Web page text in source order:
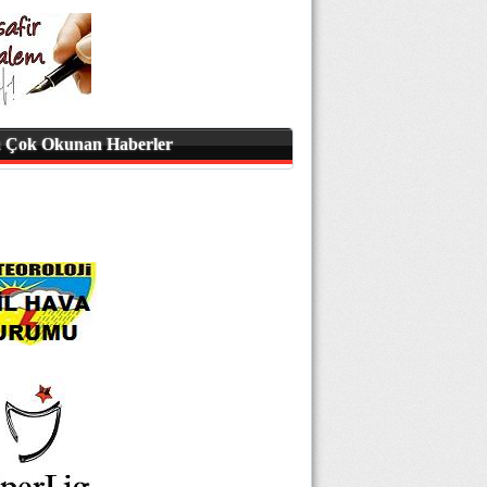
Çok Okunan Haberler